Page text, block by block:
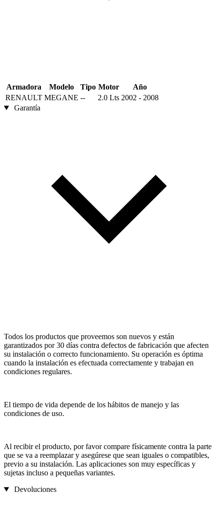
Armadora Modelo Tipo Motor
Año
RENAULT MEGANE -- 2.0 Lts 2002 - 2008
Garantía
Todos los productos que proveemos son nuevos y están
garantizados por 30 días contra defectos de fabricación que afecten
su instalación o correcto funcionamiento. Su operación es óptima
cuando la instalación es efectuada correctamente y trabajan en
condiciones regulares.
El tiempo de vida depende de los hábitos de manejo y las
condiciones de uso.
Al recibir el producto, por favor compare físicamente contra la parte
que se va a reemplazar y asegúrese que sean iguales o compatibles,
previo a su instalación. Las aplicaciones son muy específicas y
sujetas incluso a pequeñas variantes.
Devoluciones